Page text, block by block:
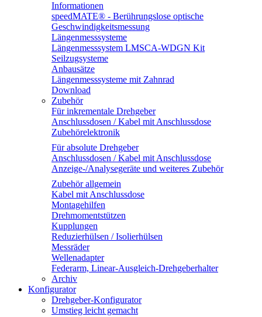
Informationen
speedMATE® - Berührungslose optische
Geschwindigkeitsmessung
Längenmesssysteme
Längenmesssystem LMSCA-WDGN Kit
Seilzugsysteme
Anbausätze
Längenmesssysteme mit Zahnrad
Download
Zubehör
Für inkrementale Drehgeber
Anschlussdosen / Kabel mit Anschlussdose
Zubehörelektronik
Für absolute Drehgeber
Anschlussdosen / Kabel mit Anschlussdose
Anzeige-/Analysegeräte und weiteres Zubehör
Zubehör allgemein
Kabel mit Anschlussdose
Montagehilfen
Drehmomentstützen
Kupplungen
Reduzierhülsen / Isolierhülsen
Messräder
Wellenadapter
Federarm, Linear-Ausgleich-Drehgeberhalter
Archiv
Konfigurator
Drehgeber-Konfigurator
Umstieg leicht gemacht